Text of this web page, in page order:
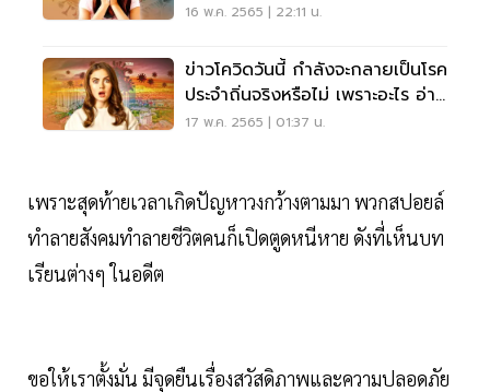
16 พ.ค. 2565 | 22:11 น.
ข่าวโควิดวันนี้ กำลังจะกลายเป็นโรค
ประจำถิ่นจริงหรือไม่ เพราะอะไร อ่าน
เลย
17 พ.ค. 2565 | 01:37 น.
เพราะสุดท้ายเวลาเกิดปัญหาวงกว้างตามมา พวกสปอยล์
ทำลายสังคมทำลายชีวิตคนก็เปิดตูดหนีหาย ดังที่เห็นบท
เรียนต่างๆ ในอดีต
ขอให้เราตั้งมั่น มีจุดยืนเรื่องสวัสดิภาพและความปลอดภัย